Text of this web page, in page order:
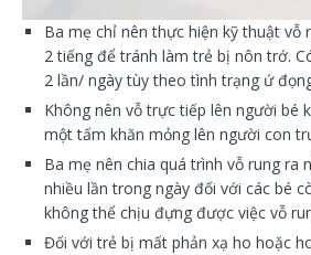
Ba mẹ chỉ nên thực hiện kỹ thuật vỗ
2 tiếng để tránh làm trẻ bị nôn trớ.
2 lần/ ngày tùy theo tình trạng ứ
Không nên vỗ trực tiếp lên người bé
một tấm khăn mỏng lên người con
Ba mẹ nên chia quá trình vỗ rung ra
nhiều lần trong ngày đối với các bé
không thể chịu đựng được việc vỗ
Đối với trẻ bị mất phản xạ ho hoặc